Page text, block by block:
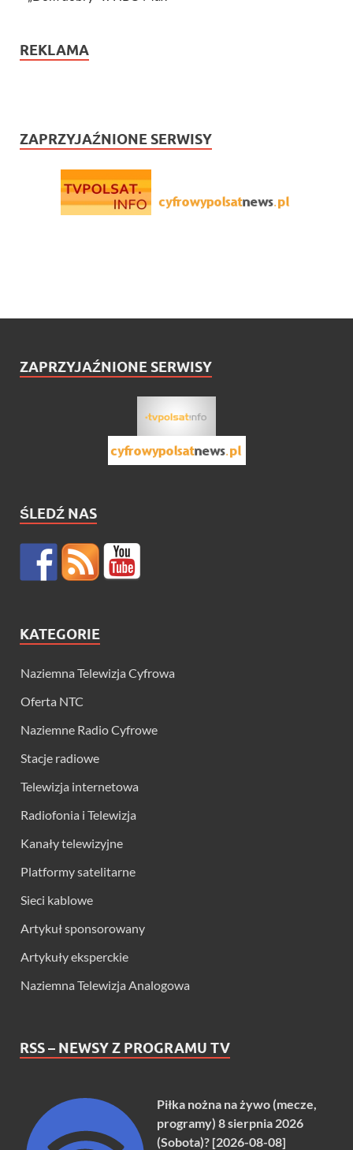
REKLAMA
ZAPRZYJAŹNIONE SERWISY
ZAPRZYJAŹNIONE SERWISY
ŚLEDŹ NAS
KATEGORIE
Naziemna Telewizja Cyfrowa
Oferta NTC
Naziemne Radio Cyfrowe
Stacje radiowe
Telewizja internetowa
Radiofonia i Telewizja
Kanały telewizyjne
Platformy satelitarne
Sieci kablowe
Artykuł sponsorowany
Artykuły eksperckie
Naziemna Telewizja Analogowa
RSS – NEWSY Z PROGRAMU TV
Piłka nożna na żywo (mecze,
programy) 8 sierpnia 2026
(Sobota)? [2026-08-08]